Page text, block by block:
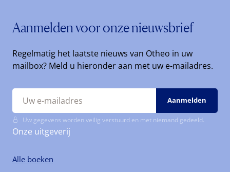
Aanmelden voor onze nieuwsbrief
Regelmatig het laatste nieuws van Otheo in uw
mailbox? Meld u hieronder aan met uw e-mailadres.
Uw gegevens worden veilig verstuurd en met niemand gedeeld.
Onze uitgeverij
Alle boeken